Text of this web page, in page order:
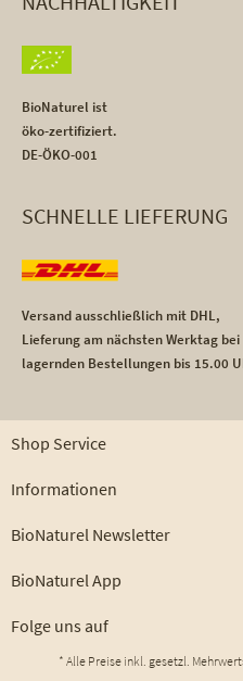
BioNaturel ist
öko-zertifiziert.
DE-ÖKO-001
SCHNELLE LIEFERUNG
Versand ausschließlich mit DHL,
Lieferung am nächsten Werktag bei
lagernden Bestellungen bis 15.00
Shop Service
Informationen
BioNaturel Newsletter
BioNaturel App
Folge uns auf
* Alle Preise inkl. gesetzl.